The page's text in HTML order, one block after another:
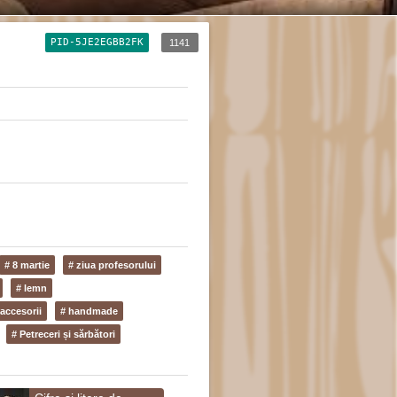
1141
PID-5JE2EGBB2FK
# 8 martie # ziua profesorului
# lemn
# handmade
# Petreceri și sărbători